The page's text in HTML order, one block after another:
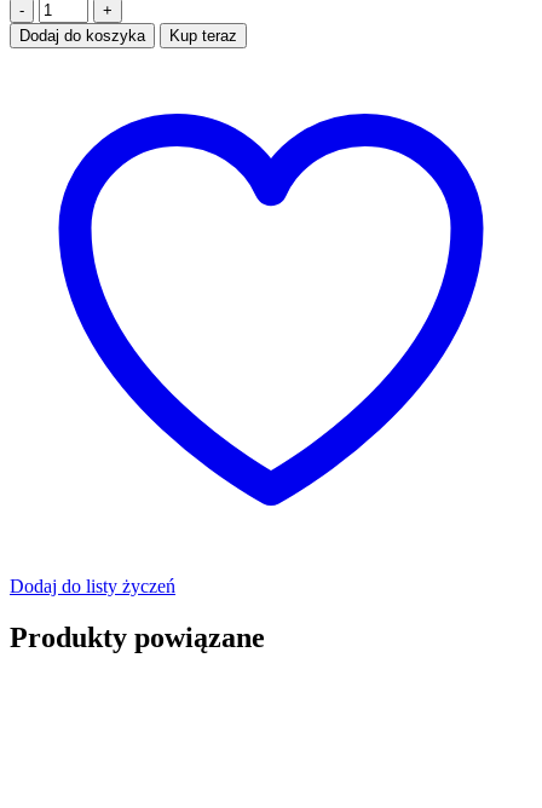
-
+
Dodaj do koszyka
Kup teraz
Dodaj do listy życzeń
Produkty powiązane